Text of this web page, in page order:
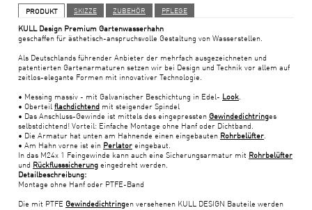
PRODUKT SKIZZE ZUBEHÖR PFLEGE
KULL Design Premium Gartenwasserhahn
geschaffen für ästhetisch-anspruchsvolle Gestaltung von Wasserstellen.
Als Deutschlands führender Anbieter der mehrfach ausgezeichneten und
patentierten Gartenarmaturen setzen wir bei Design und Technik vor allem auf
zeitlos-elegante Formen mit innovativer Technologie.
• Messing massiv - mit Galvanischer Beschichtung in Edel- Look.
• Oberteil flachdichtend mit steigender Spindel
• Das Anschluss-Gewinde ist mittels des eingepressten Gewindedichtringes
selbstdichtend! Vorteil: Einfache Montage ohne Hanf oder Dichtband.
• Die Armatur hat unten am Hahnende einen eingebauten Rohrbelüfter.
• Am Hahn vorne ist ein Perlator eingebaut.
In das M24x 1 Feingewinde kann auch eine Sicherungsarmatur mit Rohrbelüfter
und Rückflusssicherung eingedreht werden.
Detailbeschreibung:
Montage ohne Hanf oder PTFE-Band
Die mit PTFE Gewindedichtringen versehenen KULL DESIGN Bauteile werden